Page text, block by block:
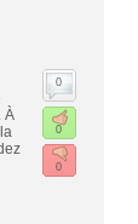
À
0
0
0